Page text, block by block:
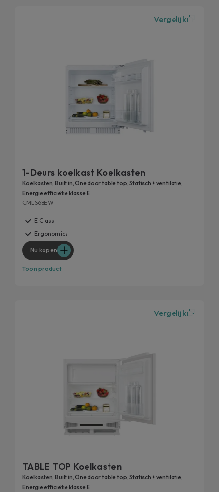
Vergelijk
1-Deurs koelkast Koelkasten
Koelkasten, Built in, One door table top, Statisch + ventilatie,
Energie efficiëtie klasse E
CMLS68EW
E Class
Ergonomics
Nu kopen
Toon product
Vergelijk
TABLE TOP Koelkasten
Koelkasten, Built in, One door table top, Statisch + ventilatie,
Energie efficiëtie klasse E